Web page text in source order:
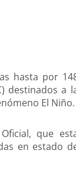
hasta por
destinados a
El Niño.
que
en estado